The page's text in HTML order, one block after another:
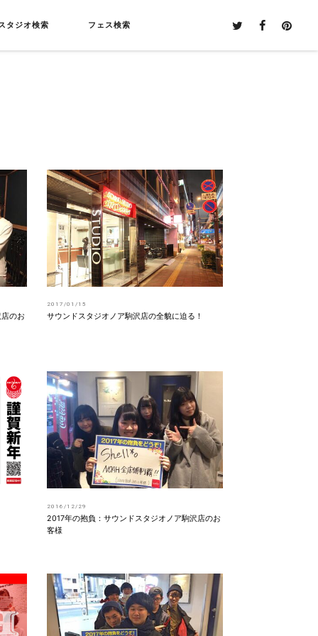
タジオ検索 フェス検索
のお
2017/01/15
サウンドスタジオノア駒沢店の全貌に迫る！
2016/12/29
2017年の抱負：サウンドスタジオノア駒沢店のお
客様